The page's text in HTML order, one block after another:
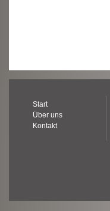
Start
Über uns
Kontakt